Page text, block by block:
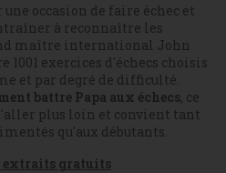
occasion de faire échec et
à reconnaître les
maître international John
1001 exercices d'échecs choisis
et par degré de difficulté.
battre Papa aux échecs, ce
plus loin et convient tant
qu'aux débutants.
extraits gratuits